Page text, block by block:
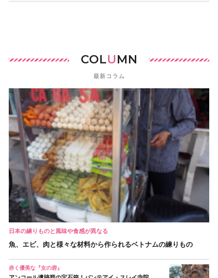
COLUMN
最新コラム
日本の練りものと風味や食感が異なる
魚、エビ、肉と様々な材料から作られるベトナムの練りもの
赤く優美な『女の砦』